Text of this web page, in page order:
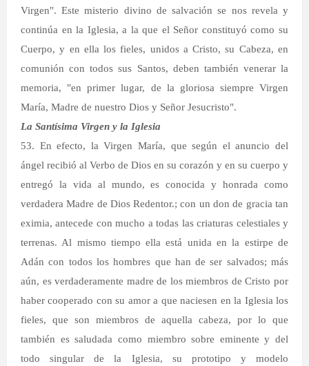
Virgen". Este misterio divino de salvación se nos revela y
continúa en la Iglesia, a la que el Señor constituyó como su
Cuerpo, y en ella los fieles, unidos a Cristo, su Cabeza, en
comunión con todos sus Santos, deben también venerar la
memoria, "en primer lugar, de la gloriosa siempre Virgen
María, Madre de nuestro Dios y Señor Jesucristo".
La Santísima Virgen y la Iglesia
53. En efecto, la Virgen María, que según el anuncio del
ángel recibió al Verbo de Dios en su corazón y en su cuerpo y
entregó la vida al mundo, es conocida y honrada como
verdadera Madre de Dios Redentor.; con un don de gracia tan
eximia, antecede con mucho a todas las criaturas celestiales y
terrenas. Al mismo tiempo ella está unida en la estirpe de
Adán con todos los hombres que han de ser salvados; más
aún, es verdaderamente madre de los miembros de Cristo por
haber cooperado con su amor a que naciesen en la Iglesia los
fieles, que son miembros de aquella cabeza, por lo que
también es saludada como miembro sobre eminente y del
todo singular de la Iglesia, su prototipo y modelo